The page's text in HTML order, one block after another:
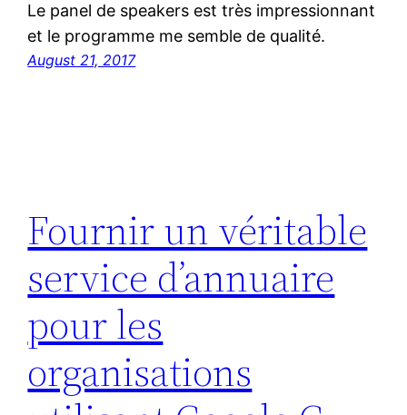
Le panel de speakers est très impressionnant
et le programme me semble de qualité.
August 21, 2017
Fournir un véritable
service d’annuaire
pour les
organisations